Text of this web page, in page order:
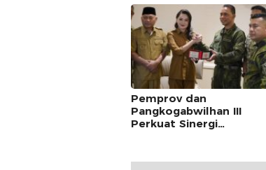
Pemprov dan
Pangkogabwilhan III
Perkuat Sinergi